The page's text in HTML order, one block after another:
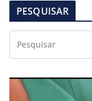
PESQUISAR